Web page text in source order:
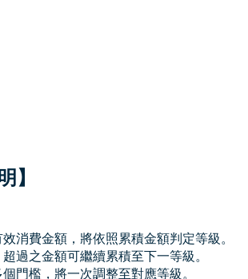
】
消費金額，將依照累積金額判定等級。
過之金額可繼續累積至下一等級。
門檻，將一次調整至對應等級。